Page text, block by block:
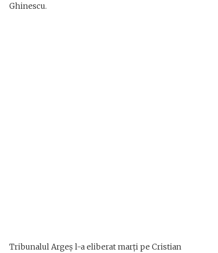
Ghinescu.
Tribunalul Argeș l-a eliberat marți pe Cristian